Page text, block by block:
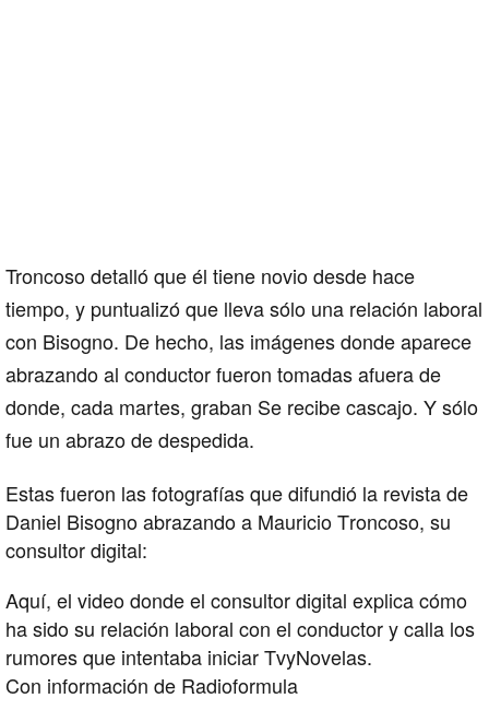
Troncoso detalló que él tiene novio desde hace
tiempo, y puntualizó que lleva sólo una relación laboral
con Bisogno. De hecho, las imágenes donde aparece
abrazando al conductor fueron tomadas afuera de
donde, cada martes, graban Se recibe cascajo. Y sólo
fue un abrazo de despedida.
Estas fueron las fotografías que difundió la revista de
Daniel Bisogno abrazando a Mauricio Troncoso, su
consultor digital:
Aquí, el video donde el consultor digital explica cómo
ha sido su relación laboral con el conductor y calla los
rumores que intentaba iniciar TvyNovelas.
Con información de Radioformula